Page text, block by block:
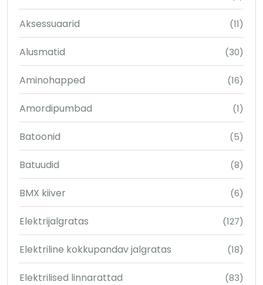
Aksessuaarid (11)
Alusmatid (30)
Aminohapped (16)
Amordipumbad (1)
Batoonid (5)
Batuudid (8)
BMX kiiver (6)
Elektrijalgratas (127)
Elektriline kokkupandav jalgratas (18)
Elektrilised linnarattad (83)